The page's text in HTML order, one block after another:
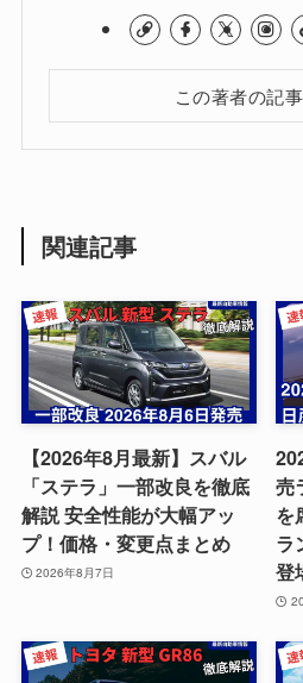
この著者の記
関連記事
【2026年8月最新】スバル
「ステラ」一部改良を徹底
解説 安全性能が大幅アッ
プ！価格・変更点まとめ
2026年8月7日
売
を
ラ
登